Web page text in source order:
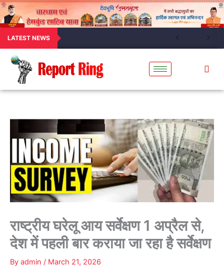
LATEST NEWS
राष्ट्रीय घरेलू आय सर्वेक्षण 1 अप्रैल से,
देश में पहली बार कराया जा रहा है सर्वेक्षण
By admin / March 21, 2026